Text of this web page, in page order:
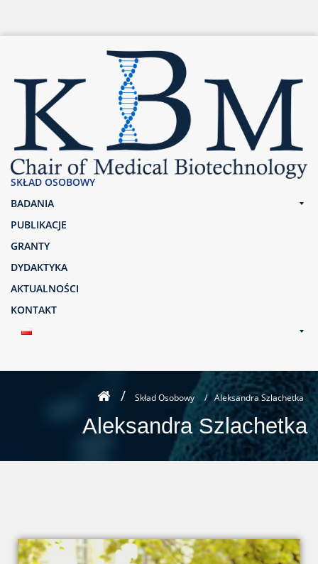
SKŁAD OSOBOWY
BADANIA
PUBLIKACJE
GRANTY
DYDAKTYKA
AKTUALNOŚCI
KONTAKT
Skład Osobowy / Aleksandra Szlachetka
Aleksandra Szlachetka